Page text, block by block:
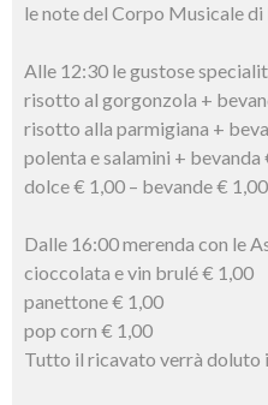
le note del Corpo Musicale
Alle 12:30 le gustose
risotto al gorgonzola +
risotto alla parmigiana +
polenta e salamini + bevanda
dolce € 1,00 – bevande € 1,00
Dalle 16:00 merenda con le
cioccolata e vin brulé € 1,00
panettone € 1,00
pop corn € 1,00
Tutto il ricavato verrà doluto